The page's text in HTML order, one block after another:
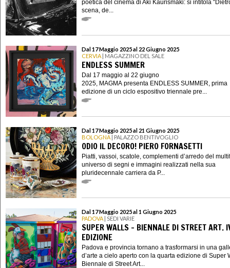
poetica del cinema di Aki Kaurismäki: si intitola
scena, de...
Dal 17 Maggio 2025 al 22 Giugno 2025
CERVIA | MAGAZZINO DEL SALE
ENDLESS SUMMER
Dal 17 maggio al 22 giugno
2025, MAGMA presenta ENDLESS SUMMER, prima
edizione di un ciclo espositivo triennale pre...
Dal 17 Maggio 2025 al 21 Giugno 2025
BOLOGNA | PALAZZO BENTIVOGLIO
ODIO IL DECORO! PIERO FORNASETTI
Piatti, vassoi, scatole, complementi d’arredo del
universo di segni e immagini realizzati nella sua
pluridecennale carriera da P...
Dal 17 Maggio 2025 al 1 Giugno 2025
PADOVA | SEDI VARIE
SUPER WALLS - BIENNALE DI STREET ART.
EDIZIONE
Padova e provincia tornano a trasformarsi in una
d’arte a cielo aperto con la quarta edizione di Super
Biennale di Street Art...